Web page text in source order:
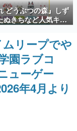
若きクリエイター達
探っていきます。
に取材し、ゲームが
与えた影響を探る企
なトピック・タイト
ビューや識者による
る決定版！
どうぶつの森』しず
ぬきちなど人気キャ
フロッキードールが9
始。「とたけけ」や
まる」も
リープでや
園ラブコ
ューゲー
年4月より